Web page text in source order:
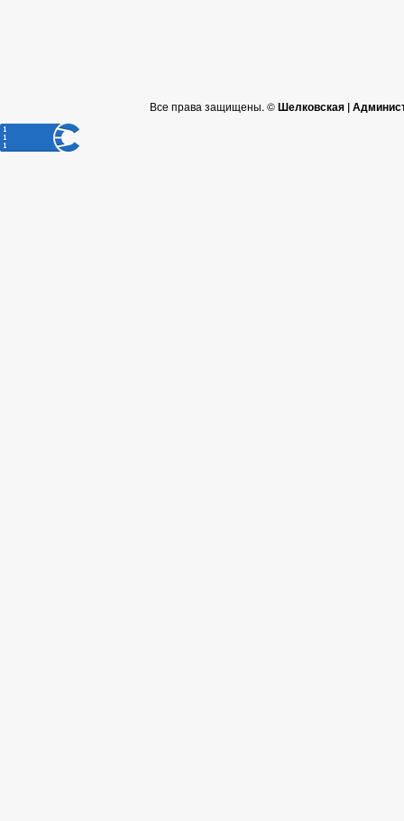
Все права защищены. ©Шелковская |